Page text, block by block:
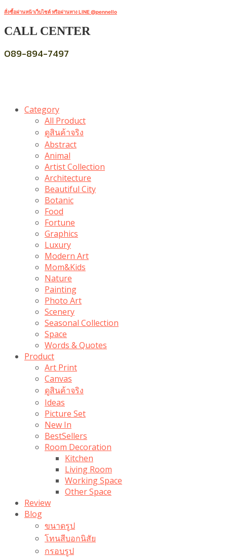
สั่งซื้อผ่านหน้าเว็บไซต์ หรือผ่านทาง LINE @pennello
CALL CENTER
089-894-7497
Category
All Product
ดูสินค้าจริง
Abstract
Animal
Artist Collection
Architecture
Beautiful City
Botanic
Food
Fortune
Graphics
Luxury
Modern Art
Mom&Kids
Nature
Painting
Photo Art
Scenery
Seasonal Collection
Space
Words & Quotes
Product
Art Print
Canvas
ดูสินค้าจริง
Ideas
Picture Set
New In
BestSellers
Room Decoration
Kitchen
Living Room
Working Space
Other Space
Review
Blog
ขนาดรูป
โทนสีบอกนิสัย
กรอบรูป